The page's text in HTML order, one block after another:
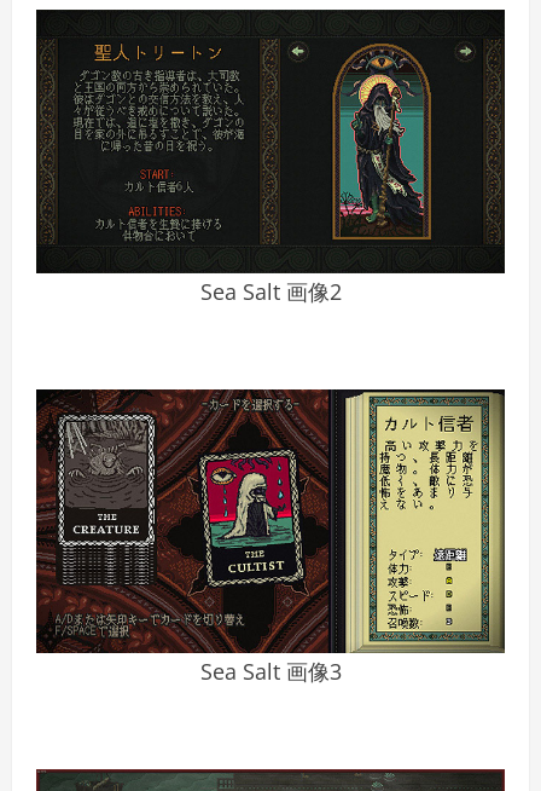
Sea Salt 画像2
Sea Salt 画像3